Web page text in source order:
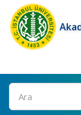
Ara